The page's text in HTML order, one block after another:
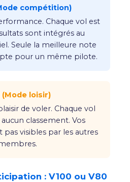
compétition)
Chaque vol est
sont intégrés au
Seule la meilleure note
pour un même pilote.
(Mode loisir)
de voler. Chaque vol
classement. Vos
visibles par les autres
: V100 ou V80